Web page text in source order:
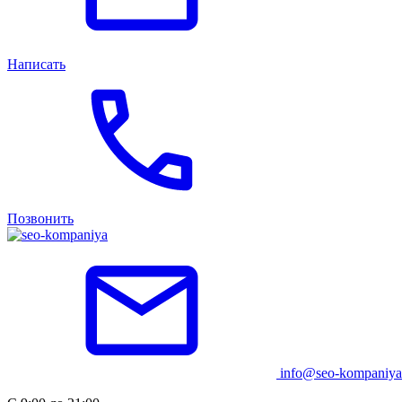
Написать
Позвонить
info@seo-